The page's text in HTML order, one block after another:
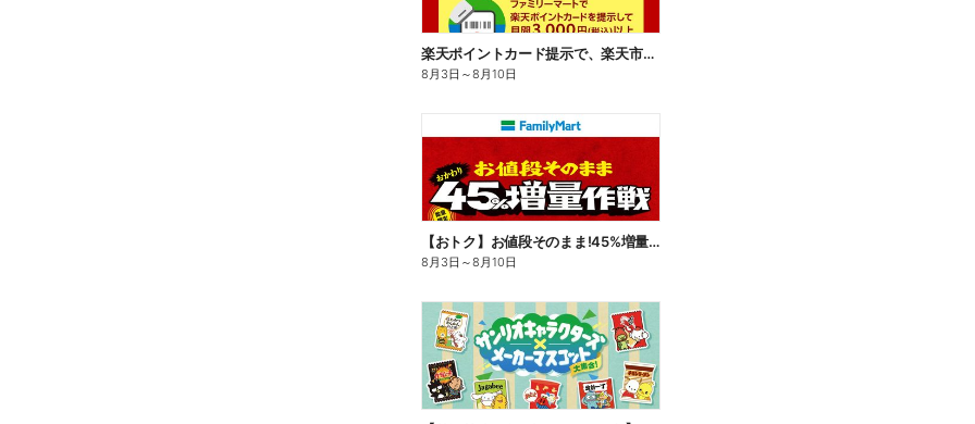
楽天ポイントカード提示で、楽天市場でのお買い物がおトクに!
8月3日 ～8月10日
【おトク】お値段そのまま!45%増量作戦!
8月3日 ～8月10日